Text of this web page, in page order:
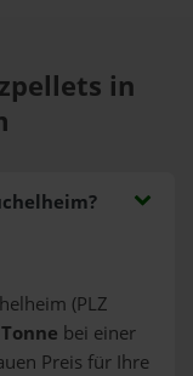
in
(PLZ
bei einer
Preis für Ihre